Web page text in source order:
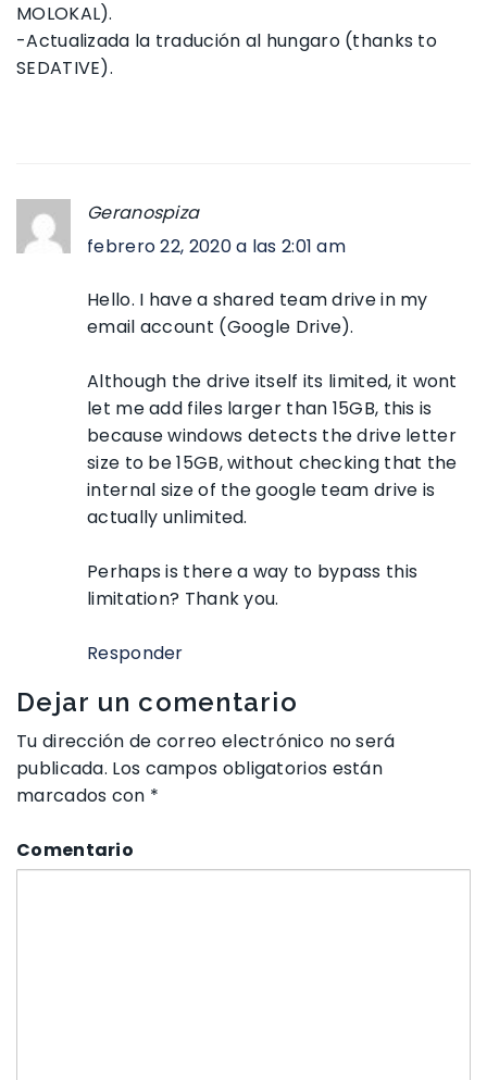
MOLOKAL).
-Actualizada la tradución al hungaro (thanks to
SEDATIVE).
Geranospiza
febrero 22, 2020 a las 2:01 am
Hello. I have a shared team drive in my
email account (Google Drive).
Although the drive itself its limited, it wont
let me add files larger than 15GB, this is
because windows detects the drive letter
size to be 15GB, without checking that the
internal size of the google team drive is
actually unlimited.
Perhaps is there a way to bypass this
limitation? Thank you.
Responder
Dejar un comentario
Tu dirección de correo electrónico no será
publicada. Los campos obligatorios están
marcados con *
Comentario